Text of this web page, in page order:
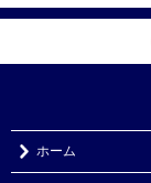
ホーム